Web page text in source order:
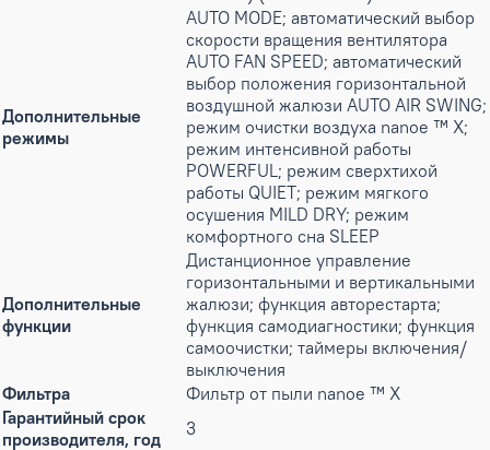
Дополнительные
режимы
AUTO MODE; автоматический выбор
скорости вращения вентилятора
AUTO FAN SPEED; автоматический
выбор положения горизонтальной
воздушной жалюзи AUTO AIR SWING;
режим очистки воздуха nanoe ™ X;
режим интенсивной работы
POWERFUL; режим сверхтихой
работы QUIET; режим мягкого
осушения MILD DRY; режим
комфортного сна SLEEP
Дополнительные
функции
Дистанционное управление
горизонтальными и вертикальными
жалюзи; функция авторестарта;
функция самодиагностики; функция
самоочистки; таймеры включения/
выключения
Фильтра
Фильтр от пыли nanoe ™ X
Гарантийный срок
производителя, год
3